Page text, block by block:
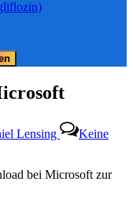
Lensing
Keine
bei Microsoft zur